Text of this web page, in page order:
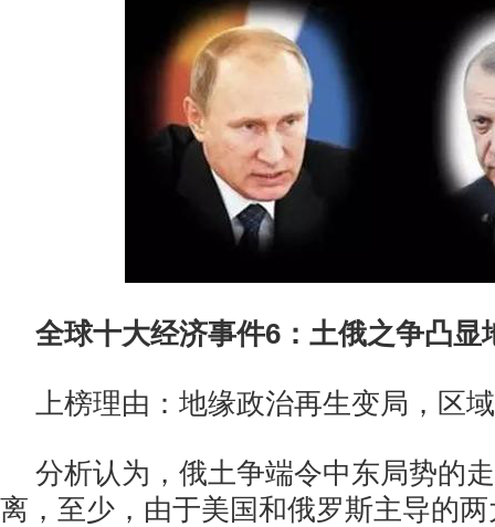
全球十大经济事件6：土俄之争凸显
上榜理由：地缘政治再生变局，区
分析认为，俄土争端令中东局势的
离，至少，由于美国和俄罗斯主导的